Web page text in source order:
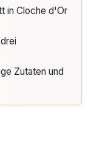
in Cloche d'Or
Zutaten und